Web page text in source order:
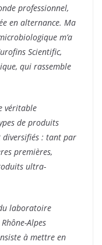
professionnel,
en alternance. Ma
m’a
Scientific,
qui rassemble
véritable
de produits
diversifiés : tant par
premières,
ultra-
laboratoire
Alpes
à mettre en